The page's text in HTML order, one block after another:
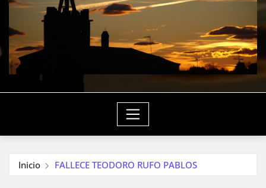
Inicio FALLECE TEODORO RUFO PABLOS